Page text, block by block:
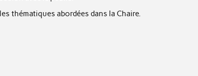
thématiques abordées dans la Chaire.